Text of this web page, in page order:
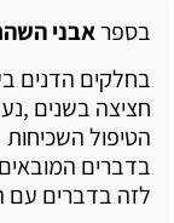
בספראבני
בחלקים הדנים
חציצה בשנים
הטיפול
בדברים
לזה בדברים